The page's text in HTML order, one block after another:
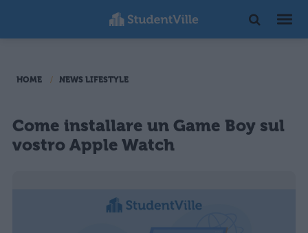
HOME NEWS LIFESTYLE
Come installare un Game Boy sul
vostro Apple Watch